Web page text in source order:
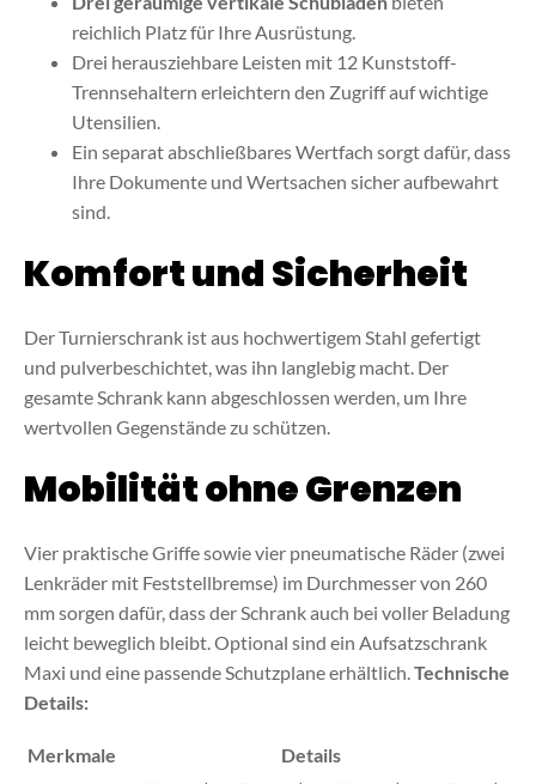
reichlich Platz für Ihre Ausrüstung.
Drei herausziehbare Leisten mit 12 Kunststoff-
Trennsehaltern erleichtern den Zugriff auf wichtige
Utensilien.
Ein separat abschließbares Wertfach sorgt dafür, dass
Ihre Dokumente und Wertsachen sicher aufbewahrt
sind.
Komfort und Sicherheit
Der Turnierschrank ist aus hochwertigem Stahl gefertigt
und pulverbeschichtet, was ihn langlebig macht. Der
gesamte Schrank kann abgeschlossen werden, um Ihre
wertvollen Gegenstände zu schützen.
Mobilität ohne Grenzen
Vier praktische Griffe sowie vier pneumatische Räder (zwei
Lenkräder mit Feststellbremse) im Durchmesser von 260
mm sorgen dafür, dass der Schrank auch bei voller Beladung
leicht beweglich bleibt. Optional sind ein Aufsatzschrank
Maxi und eine passende Schutzplane erhältlich. Technische
Details:
Merkmale
Details